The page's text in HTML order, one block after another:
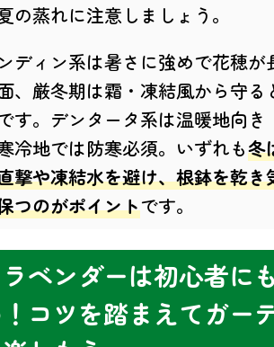
の蒸れに注意しましょう。
ディン系は暑さに強めで花穂が
、厳冬期は霜・凍結風から守る
す。デンタータ系は温暖地向き
冷地では防寒必須。いずれも冬
撃や凍結水を避け、根鉢を乾き
つのがポイントです。
ベンダーは初心者に
コツを踏まえてガー